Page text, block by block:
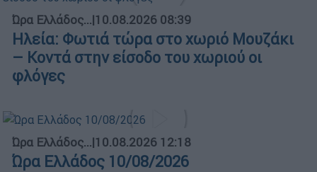
Ώρα Ελλάδος...|10.08.2026 08:39
Ηλεία: Φωτιά τώρα στο χωριό Μουζάκι
– Κοντά στην είσοδο του χωριού οι
φλόγες
Ώρα Ελλάδος...|10.08.2026 12:18
Ώρα Ελλάδος 10/08/2026